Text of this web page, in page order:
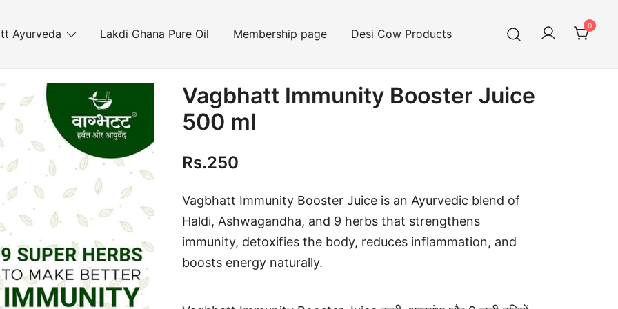
Ayurveda Lakdi Ghana Pure Oil Membership page Desi Cow Products
0
Vagbhatt Immunity Booster Juice
500 ml
Rs.250
Vagbhatt Immunity Booster Juice is an Ayurvedic blend of
Haldi, Ashwagandha, and 9 herbs that strengthens
immunity, detoxifies the body, reduces inflammation, and
boosts energy naturally.